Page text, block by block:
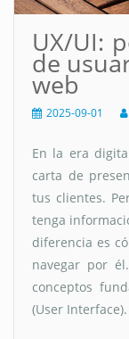
UX/UI:
de
web
2025-09-01
En la era
carta de
tus clientes.
tenga
diferencia es
navegar por
conceptos
(User Interface).